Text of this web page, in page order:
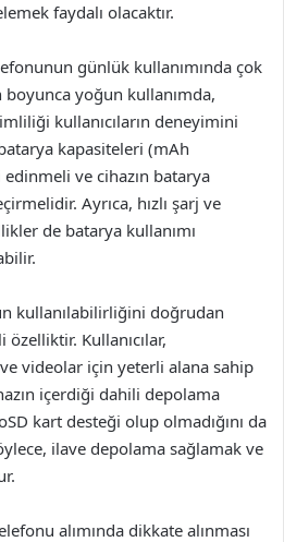
faydalı olacaktır.
günlük kullanımında çok
yoğun kullanımda,
kullanıcıların deneyimini
kapasiteleri (mAh
ve cihazın batarya
Ayrıca, hızlı şarj ve
de batarya kullanımı
kullanılabilirliğini doğrudan
Kullanıcılar,
videolar için yeterli alana sahip
içerdiği dahili depolama
kart desteği olup olmadığını da
ilave depolama sağlamak ve
alımında dikkate alınması